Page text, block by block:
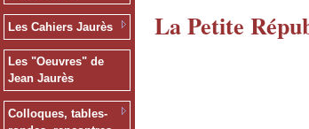
Les Cahiers Jaurès
Les "Oeuvres" de
Jean Jaurès
Colloques, tables-
La Petite